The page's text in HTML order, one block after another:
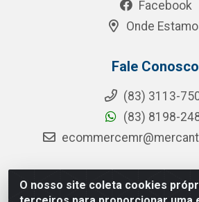
O nosso site coleta cookies
Facebook
Onde
Fale Conosco
(83) 3113-
(83) 8198-
MR Distribuidora - Rua Hortêncio